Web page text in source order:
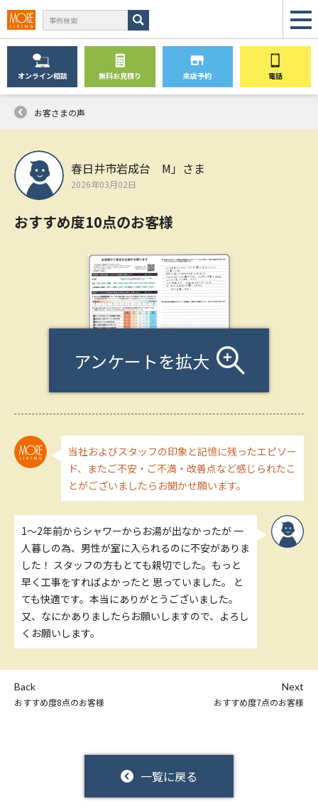
オンライン相談 無料お見積り 来店予約 電話
お客さまの声
春日井市岩成台 M」さま
2026年03月02日
おすすめ度10点のお客様
アンケートを拡大
当社およびスタッフの印象と記憶に残ったエピソー
ド、またご不安・ご不満・改善点など感じられたこ
とがございましたらお聞かせ願います。
1～2年前からシャワーからお湯が出なかったが 一
人暮しの為、男性が室に入られるのに不安がありま
した！ スタッフの方もとても親切でした。もっと
早く工事をすればよかったと 思っていました。 と
ても快適です。本当にありがとうございました。
又、なにかありましたらお願いしますので、よろし
くお願いします。
Back
おすすめ度8点のお客様
一覧に戻る
Next
おすすめ度7点のお客様